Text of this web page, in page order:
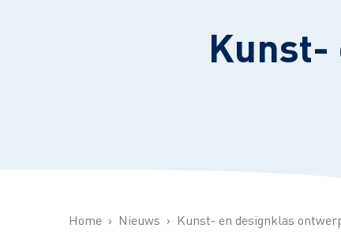
Kunst-
Home Nieuws Kunst- en designklas